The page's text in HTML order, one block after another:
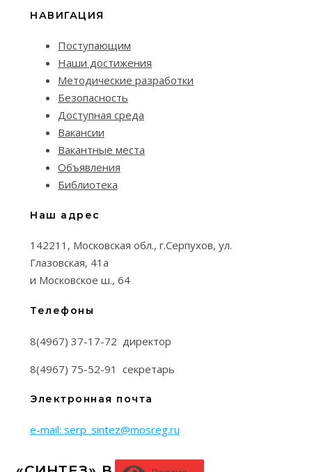
НАВИГАЦИЯ
Поступающим
Наши достижения
Методические разработки
Безопасность
Доступная среда
Вакансии
Вакантные места
Объявления
Библиотека
Наш адрес
142211, Московская обл., г.Серпухов, ул.
Глазовская, 41а
и Московское ш., 64
Телефоны
8(4967) 37-17-72 директор
8(4967) 75-52-91 секретарь
Электронная почта
e-mail: serp_sintez@mosreg.ru